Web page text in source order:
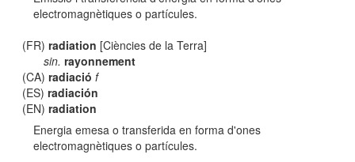
electromagnètiques o partícules.
(FR)radiation [Ciències de la Terra]
sin. rayonnement
(CA)radiació f
(ES)radiación
(EN)radiation
Energia emesa o transferida en forma d'ones
electromagnètiques o partícules.